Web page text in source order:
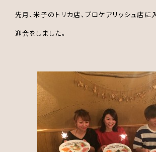
先月、米子のトリカ店、プロケアリッシュ店に
迎会をしました。